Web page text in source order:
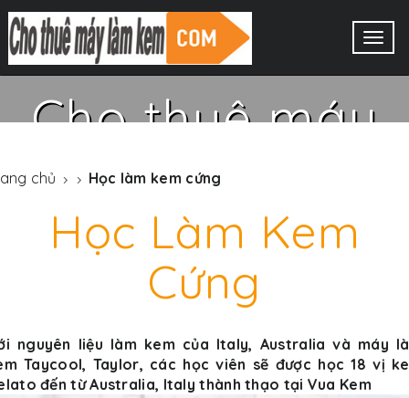
MÁY LÀM KEM TƯƠI
TAYCOOL
Cho thuê máy
làm kem tươi
Taycool
XEM THÊM
chủ Học làm kem cứng
Học Làm Kem
Cứng
nguyên liệu làm kem của Italy, Australia và máy
Taycool, Taylor, các học viên sẽ được học 18 vị
đến từ Australia, Italy thành thạo tại Vua Kem